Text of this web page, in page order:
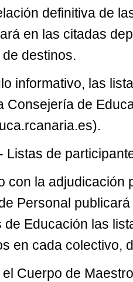
definitiva de
en las citadas
destinos.
informativo, las
Consejería de
Listas de
con la adjudicación
Personal
de Educación las
en cada colectivo,
el Cuerpo de